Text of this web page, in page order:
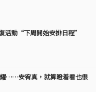
活動“下周開始安排日程”
……安宥真，就算瞪着看也很